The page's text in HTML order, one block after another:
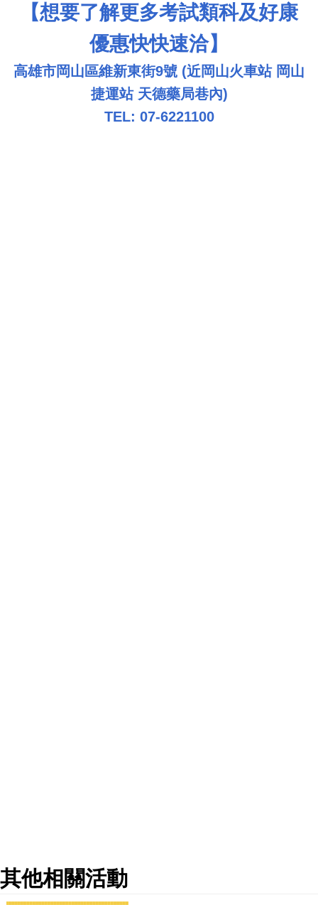
【想要了解更多考試類科及好康
優惠快快速洽】
高雄市岡山區維新東街9號 (近岡山火車站 岡山
捷運站 天德藥局巷內)
TEL: 07-6221100
其他相關活動